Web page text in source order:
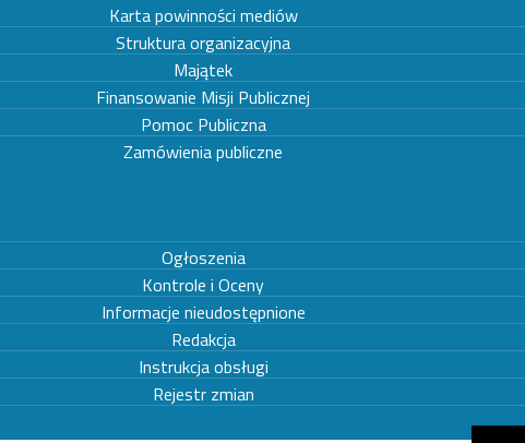
Karta powinności mediów
Struktura organizacyjna
Majątek
Finansowanie Misji Publicznej
Pomoc Publiczna
Zamówienia publiczne
Ogłoszenia
Kontrole i Oceny
Informacje nieudostępnione
Redakcja
Instrukcja obsługi
Rejestr zmian